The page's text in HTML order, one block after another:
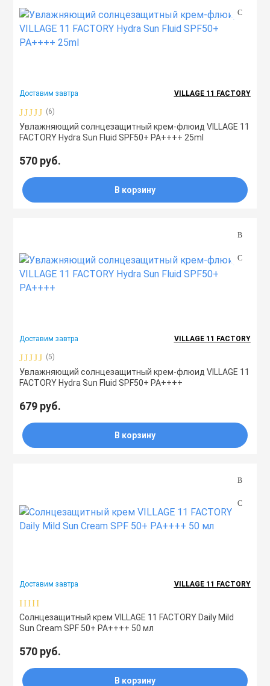
Доставим завтра VILLAGE 11 FACTORY
(6)
Увлажняющий солнцезащитный крем-флюид VILLAGE 11
FACTORY Hydra Sun Fluid SPF50+ PA++++ 25ml
570 руб.
В корзину
Доставим завтра VILLAGE 11 FACTORY
(5)
Увлажняющий солнцезащитный крем-флюид VILLAGE 11
FACTORY Hydra Sun Fluid SPF50+ PA++++
679 руб.
В корзину
Доставим завтра VILLAGE 11 FACTORY
Солнцезащитный крем VILLAGE 11 FACTORY Daily Mild
Sun Cream SPF 50+ PA++++ 50 мл
570 руб.
В корзину